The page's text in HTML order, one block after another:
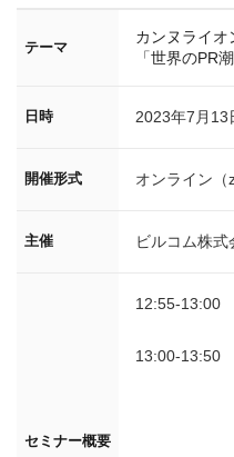
テーマ
カンヌライオ
「世界のPR潮
日時 2023年7月13
開催形式 オンライン（
主催 ビルコム株式
セミナー概要
12:55-13:00
13:00-13:50